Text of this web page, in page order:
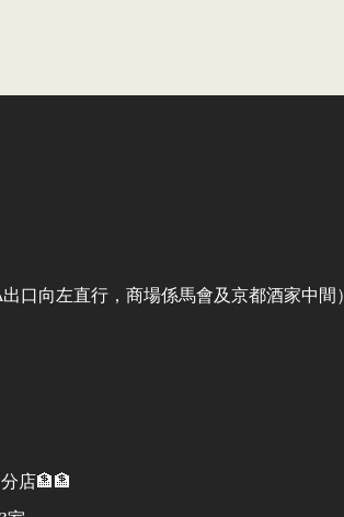
口向左直行，商場係馬會及京都酒家中間）
店🏦🏦